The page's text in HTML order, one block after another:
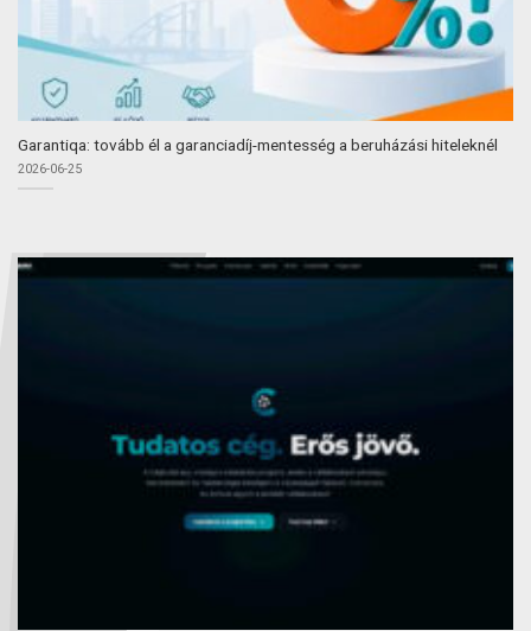
Garantiqa: tovább él a garanciadíj-mentesség a beruházási hiteleknél
2026-06-25